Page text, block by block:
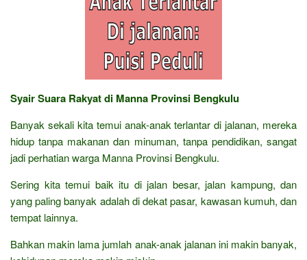
Syair Suara Rakyat di Manna Provinsi Bengkulu
Banyak sekali kita temui anak-anak terlantar di jalanan, mereka
hidup tanpa makanan dan minuman, tanpa pendidikan, sangat
jadi perhatian warga Manna Provinsi Bengkulu.
Sering kita temui baik itu di jalan besar, jalan kampung, dan
yang paling banyak adalah di dekat pasar, kawasan kumuh, dan
tempat lainnya.
Bahkan makin lama jumlah anak-anak jalanan ini makin banyak,